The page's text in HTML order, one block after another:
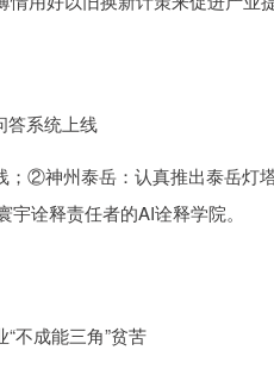
答系统上线
②神州泰岳：认真推出泰岳灯
诠释责任者的AI诠释学院。
不成能三角”贫苦